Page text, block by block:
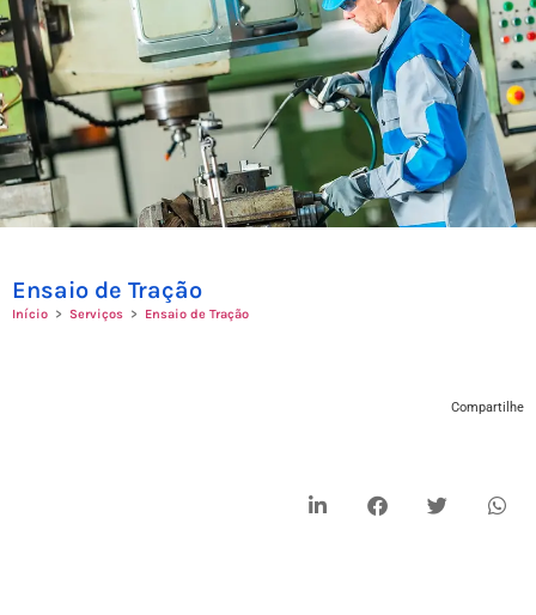
Ensaio de Tração
Início > Serviços > Ensaio de Tração
Compartilhe